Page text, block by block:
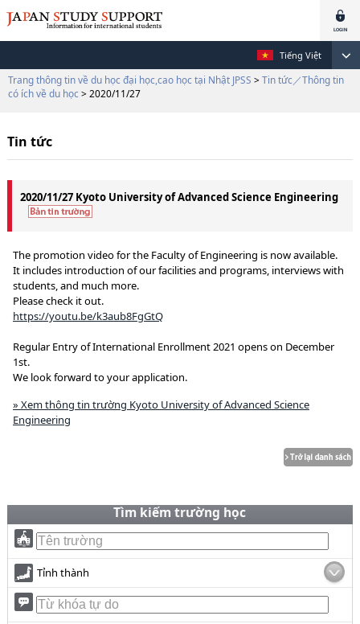
Tiếng Việt
Trang thông tin về du học đại học,cao học tại Nhật JPSS > Tin tức／Thông tin
có ích về du học > 2020/11/27
Tin tức
2020/11/27 Kyoto University of Advanced Science Engineering
The promotion video for the Faculty of Engineering is now available.
It includes introduction of our facilities and programs, interviews with
students, and much more.
Please check it out.
https://youtu.be/k3aub8FgGtQ
Regular Entry of International Enrollment 2021 opens on December
1st.
We look forward to your application.
» Xem thông tin trường Kyoto University of Advanced Science
Engineering
Tìm kiếm trường học
Tỉnh thành